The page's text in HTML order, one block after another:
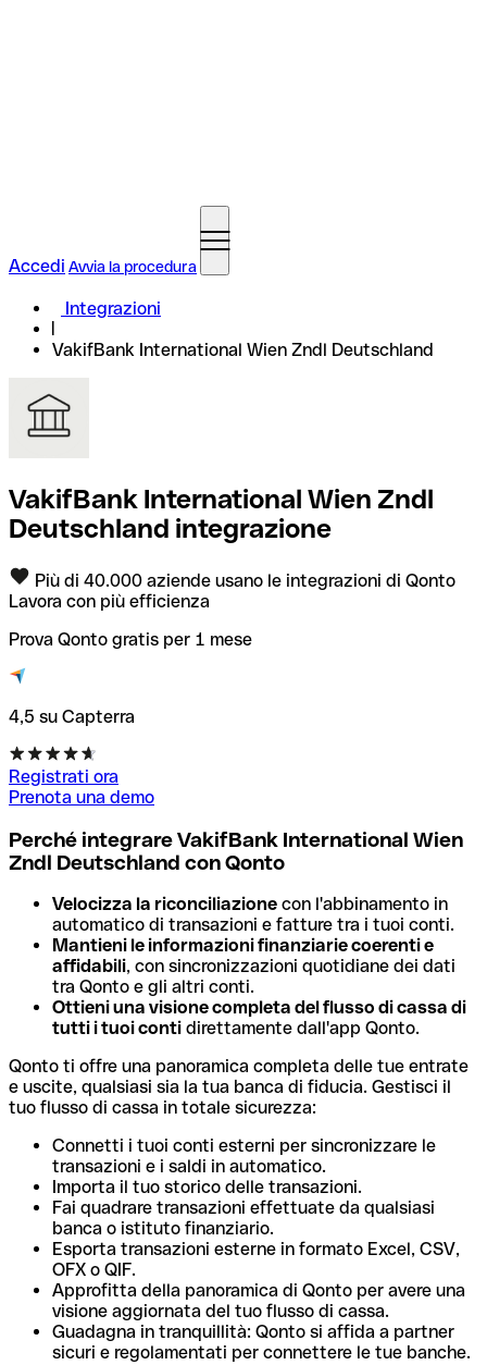
Accedi Avvia la procedura
Integrazioni
VakifBank International Wien Zndl Deutschland
VakifBank International Wien Zndl
Deutschland integrazione
Più di 40.000 aziende usano le integrazioni di Qonto
Lavora con più efficienza
Prova Qonto gratis per 1 mese
4,5 su Capterra
Registrati ora
Prenota una demo
Perché integrare VakifBank International Wien
Zndl Deutschland con Qonto
Velocizza la riconciliazione con l'abbinamento in
automatico di transazioni e fatture tra i tuoi conti.
Mantieni le informazioni finanziarie coerenti e
affidabili, con sincronizzazioni quotidiane dei dati
tra Qonto e gli altri conti.
Ottieni una visione completa del flusso di cassa di
tutti i tuoi conti direttamente dall'app Qonto.
Qonto ti offre una panoramica completa delle tue entrate
e uscite, qualsiasi sia la tua banca di fiducia. Gestisci il
tuo flusso di cassa in totale sicurezza:
Connetti i tuoi conti esterni per sincronizzare le
transazioni e i saldi in automatico.
Importa il tuo storico delle transazioni.
Fai quadrare transazioni effettuate da qualsiasi
banca o istituto finanziario.
Esporta transazioni esterne in formato Excel, CSV,
OFX o QIF.
Approfitta della panoramica di Qonto per avere una
visione aggiornata del tuo flusso di cassa.
Guadagna in tranquillità: Qonto si affida a partner
sicuri e regolamentati per connettere le tue banche.